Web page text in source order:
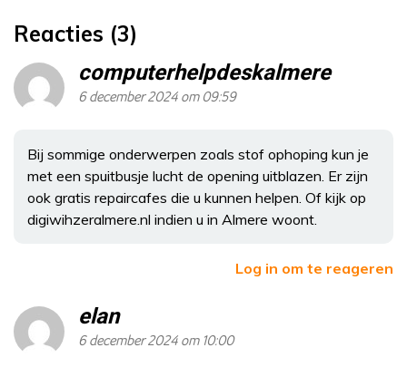
Reacties (3)
computerhelpdeskalmere
6 december 2024 om 09:59
Bij sommige onderwerpen zoals stof ophoping kun je
met een spuitbusje lucht de opening uitblazen. Er zijn
ook gratis repaircafes die u kunnen helpen. Of kijk op
digiwihzeralmere.nl indien u in Almere woont.
Log in om te reageren
elan
6 december 2024 om 10:00